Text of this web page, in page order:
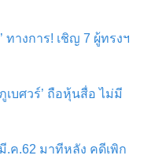
างการ! เชิญ 7 ผู้ทรงฯ
บศวร์’ ถือหุ้นสื่อ ไม่มี
.ค.62 มาทีหลัง คดีเพิก